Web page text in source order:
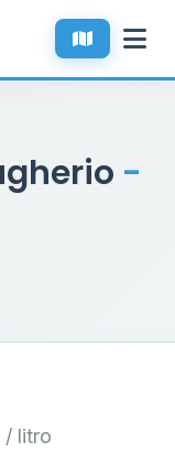
-
/ litro